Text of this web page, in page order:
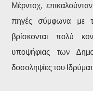
Μέρντοχ,
πηγές σύμφωνα με
βρίσκονται πολύ
υποψήφιας των
δοσοληψίες του